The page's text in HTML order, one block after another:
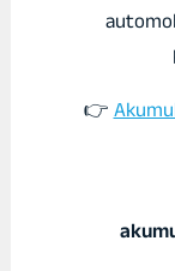
👉